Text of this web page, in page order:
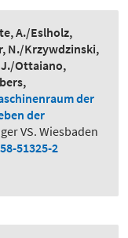
A./Eslholz,
N./Krzywdzinski,
J./Ottaiano,
der
der
VS. Wiesbaden
51325-2